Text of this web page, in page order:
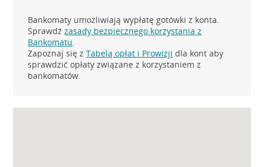
Bankomaty umożliwiają wypłatę gotówki z konta.
Sprawdźzasady bezpiecznego korzystania z
Bankomatu.
Zapoznaj się zTabelą opłat i Prowizji dla kont aby
sprawdzić opłaty związane z korzystaniem z
bankomatów.